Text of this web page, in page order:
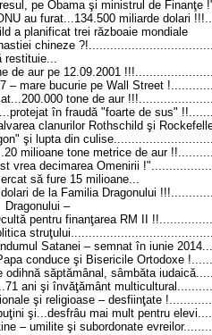
pe Obama şi ministrul de Finanţe
au furat...134.500 miliarde dolari
a planificat trei războaie mondiale
chineze
restituie...
de aur pe 12.09.2001
– mare bucurie pe Wall Street
tone de aur
în fraudă "foarte de sus"
clanurilor Rothschild şi
şi lupta din
milioane tone metrice de aur
vrea decimarea Omenirii
să fure 15 milioane...
de la Familia Dragonului
–
pentru finanţarea RM II
Satanei – semnat în iunie
conduce şi Bisericile Ortodoxe
odihnă săptămânal, sâmbăta
ani şi învăţământ
şi religioase – desfiinţate
şi...desfrâu mai mult pentru
– umilite şi subordonate